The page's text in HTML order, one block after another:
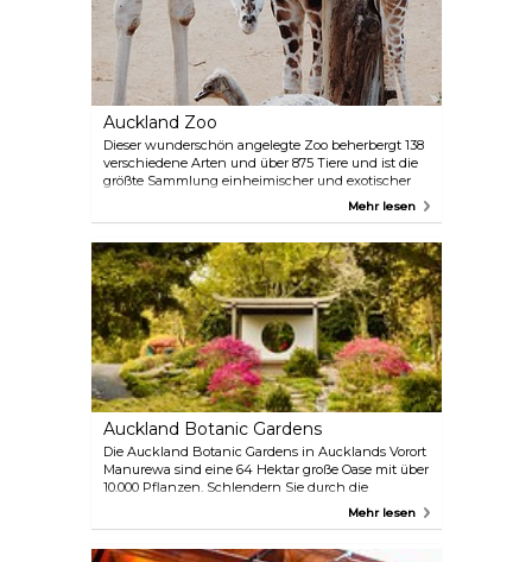
Auckland Zoo
Dieser wunderschön angelegte Zoo beherbergt 138
verschiedene Arten und über 875 Tiere und ist die
größte Sammlung einheimischer und exotischer
Tiere in Neuseeland. Der Zoo liegt nur wenige
Tierbegegnungen, Einblicke hinter die Kulissen
und vieles mehr.
Mehr lesen
Auckland Botanic Gardens
Die Auckland Botanic Gardens in Aucklands Vorort
Manurewa sind eine 64 Hektar große Oase mit über
10.000 Pflanzen. Schlendern Sie durch die
thematischen Gärten, machen Sie eine Pause an
Fall den duftenden Rosengarten, der unter den
Mehr lesen